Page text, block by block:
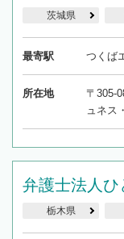
茨城県
最寄駅 つくば
所在地
〒305-
ュネス
弁護士法人
栃木県